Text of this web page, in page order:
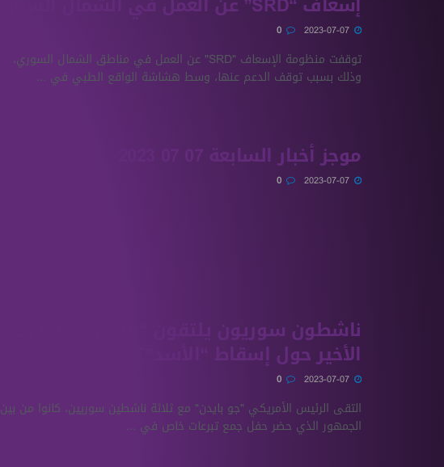
توقفت منظومة الإسعاف "SRD" عن العمل في مناطق الشمال السوري،
وذلك بسبب توقف الدعم عنها، وسط هشاشة الواقع الطبي في ...
موجز أخبار السابعة 07 07 2023
ناشطون سوريون يلتقون “بايدن”.. ماذا ردّ
الأخير حول إسقاط “الأسد”؟
التقى الرئيس الأمريكي "جو بايدن" مع ثلاثة ناشطين سوريين، كانوا من بين
الجمهور الذي حضر حفل جمع تبرعات خاص في ...